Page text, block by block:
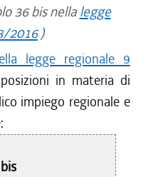
36 bis nellalegge
2016)
legge regionale 9
in materia di
impiego regionale e